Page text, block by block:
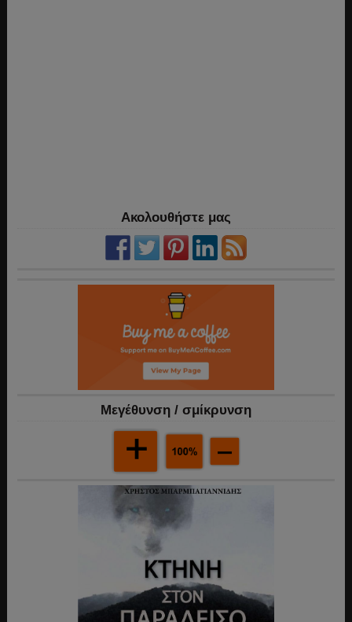
Ακολουθήστε μας
Mεγέθυνση / σμίκρυνση